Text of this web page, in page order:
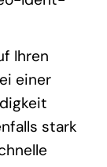
Ihren
einer
stark